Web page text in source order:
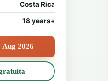
Costa Rica
18 years+
Aug 2026